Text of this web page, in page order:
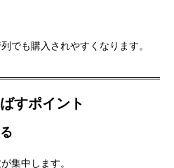
でも購入されやすくなります。
すポイント
集中します。